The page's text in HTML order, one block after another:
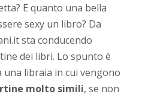
E quanto una bella
sexy un libro? Da
sta conducendo
dei libri. Lo spunto è
una libraia in cui vengono
molto simili, se non